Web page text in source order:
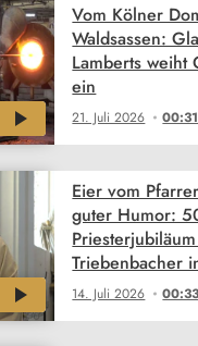
21. Juli 2026
Vom Kölner
Waldsassen:
Lamberts weiht
ein
14. Juli 2026
Eier vom
guter Humor:
Triebenbacher